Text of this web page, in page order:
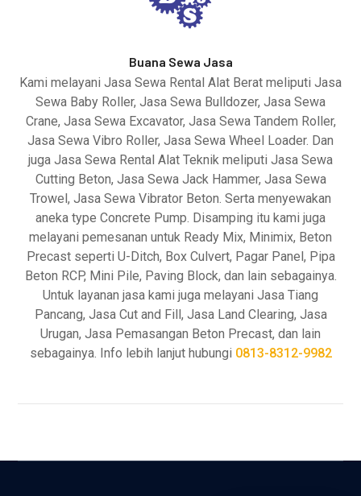
Buana Sewa Jasa
Kami melayani Jasa Sewa Rental Alat Berat meliputi Jasa
Sewa Baby Roller, Jasa Sewa Bulldozer, Jasa Sewa
Crane, Jasa Sewa Excavator, Jasa Sewa Tandem Roller,
Jasa Sewa Vibro Roller, Jasa Sewa Wheel Loader. Dan
juga Jasa Sewa Rental Alat Teknik meliputi Jasa Sewa
Cutting Beton, Jasa Sewa Jack Hammer, Jasa Sewa
Trowel, Jasa Sewa Vibrator Beton. Serta menyewakan
aneka type Concrete Pump. Disamping itu kami juga
melayani pemesanan untuk Ready Mix, Minimix, Beton
Precast seperti U-Ditch, Box Culvert, Pagar Panel, Pipa
Beton RCP, Mini Pile, Paving Block, dan lain sebagainya.
Untuk layanan jasa kami juga melayani Jasa Tiang
Pancang, Jasa Cut and Fill, Jasa Land Clearing, Jasa
Urugan, Jasa Pemasangan Beton Precast, dan lain
sebagainya. Info lebih lanjut hubungi 0813-8312-9982